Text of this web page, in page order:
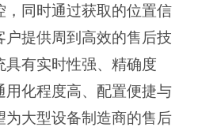
同时通过获取的位置信
提供周到高效的售后技
有实时性强、精确度
化程度高、配置便捷与
大型设备制造商的售后